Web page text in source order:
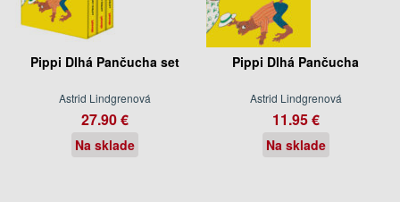
Pippi Dlhá Pančucha set
Astrid Lindgrenová
27.90 €
Na sklade
Pippi Dlhá Pančucha
Astrid Lindgrenová
11.95 €
Na sklade